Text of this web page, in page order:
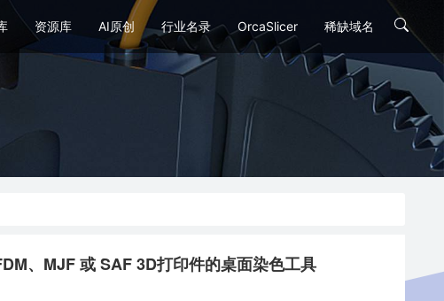
资源库 AI原创 行业名录 OrcaSlicer 稀缺域名
、MJF 或 SAF 3D打印件的桌面染色工具